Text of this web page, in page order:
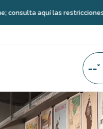
las restricciones en la isla de
--°